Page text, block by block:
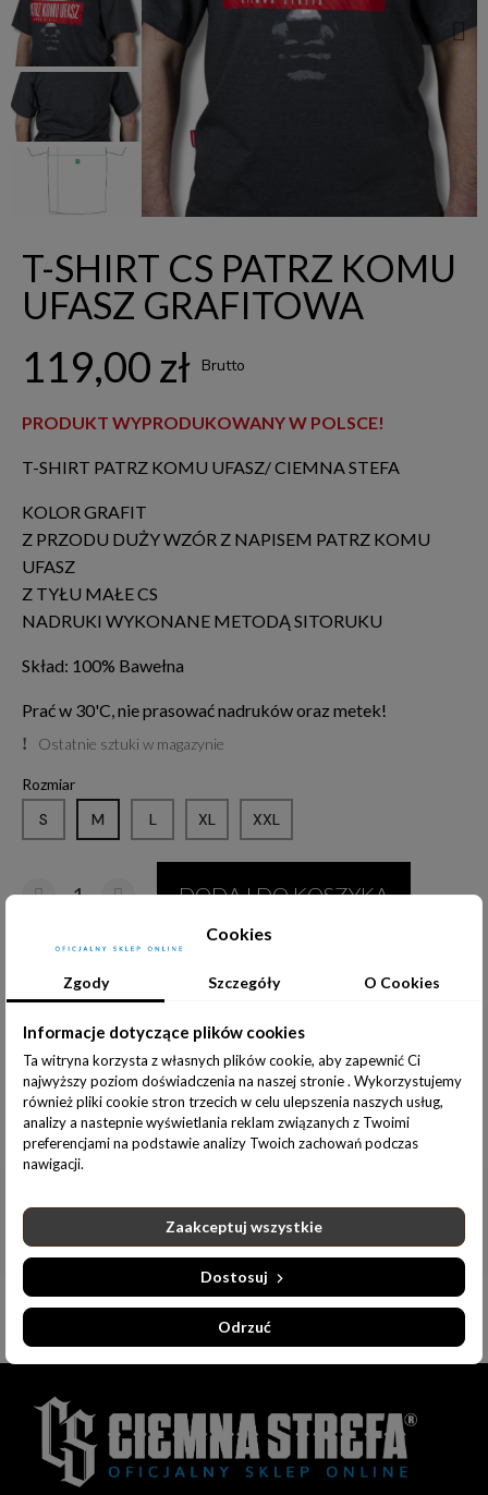
T-SHIRT CS PATRZ KOMU
UFASZ GRAFITOWA
119,00 zł Brutto
PRODUKT WYPRODUKOWANY W POLSCE!
T-SHIRT PATRZ KOMU UFASZ/ CIEMNA STEFA
KOLOR GRAFIT
Z PRZODU DUŻY WZÓR Z NAPISEM PATRZ KOMU
UFASZ
Z TYŁU MAŁE CS
NADRUKI WYKONANE METODĄ SITORUKU
Skład: 100% Bawełna
Prać w 30'C, nie prasować nadruków oraz metek!
Ostatnie sztuki w magazynie
Rozmiar
S M L XL XXL
DODAJ DO KOSZYKA
Udostępnij:
Informacje dodatkowe
Cookies
Zgody Szczegóły O Cookies
Informacje dotyczące plików cookies
Ta witryna korzysta z własnych plików cookie, aby zapewnić Ci
najwyższy poziom doświadczenia na naszej stronie . Wykorzystujemy
również pliki cookie stron trzecich w celu ulepszenia naszych usług,
analizy a nastepnie wyświetlania reklam związanych z Twoimi
preferencjami na podstawie analizy Twoich zachowań podczas
nawigacji.
Odrzuć
Dostosuj
Zaakceptuj wszystkie